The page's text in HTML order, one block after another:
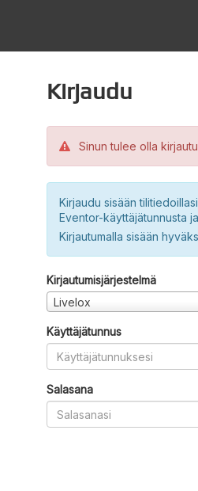
Kirjaudu
Sinun tulee olla
Kirjaudu sisään
Eventor-käyttäjätunnusta
Kirjautumalla sisään
Kirjautumisjärjestelmä
Livelox
Käyttäjätunnus
Salasana